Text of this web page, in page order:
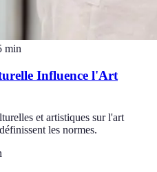
min
Influence l'Art
et artistiques sur l'art
les normes.